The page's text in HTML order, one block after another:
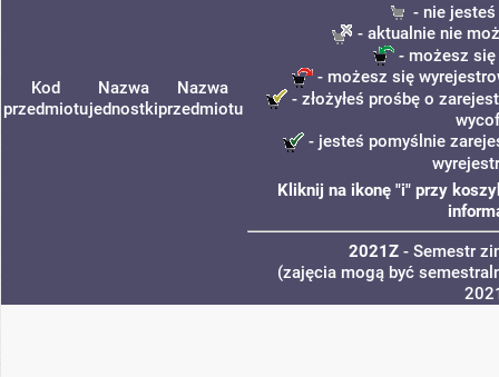
Kod
przedmiotu
Nazwa
jednostki
Nazwa
przedmiotu
- nie
- aktualnie nie
- możesz się
- możesz się
- złożyłeś prośbę o
- jesteś pomyślnie
Kliknij na ikonę "i" przy
2021Z - Semestr
(zajęcia mogą być